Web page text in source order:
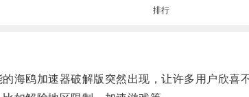
排行
鸥加速器破解版突然出现，让许多用户欣喜不